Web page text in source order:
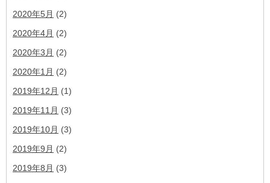
2020年5月 (2)
2020年4月 (2)
2020年3月 (2)
2020年1月 (2)
2019年12月 (1)
2019年11月 (3)
2019年10月 (3)
2019年9月 (2)
2019年8月 (3)